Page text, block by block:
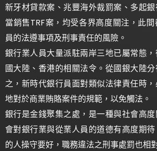
新牙材貸款案、兆豐海外裁罰案、多起
當銷售TRF案，均受各界高度關注，此
員的法遵事項及刑事責任的風險。
銀行業人員大量派駐兩岸三地已屬常態
國大陸、香港的相關法令。從國銀大陸
之，新時代銀行員面對類似法律責任時
地對於商業賄賂案件的規範，以免觸法。
銀行是金錢聚集之處，是一種與社會高
會對銀行業與從業人員的道德有高度期
的人操守要好，職務違法之刑事處罰也相